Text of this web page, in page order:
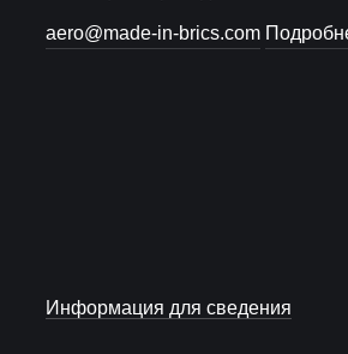
aero@made-in-brics.com
Информация для сведения